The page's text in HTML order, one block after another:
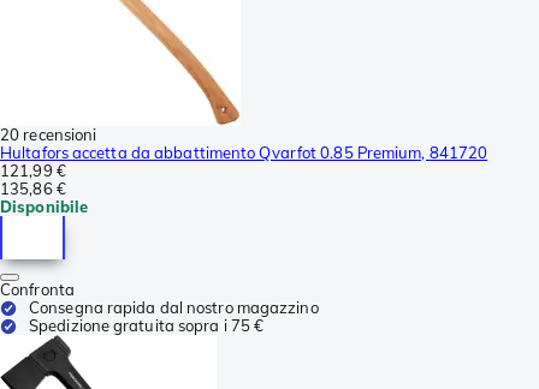
20 recensioni
Hultafors accetta da abbattimento Qvarfot 0.85 Premium, 841720
121,99 €
135,86 €
Disponibile
Confronta
Consegna rapida dal nostro magazzino
Spedizione gratuita sopra i 75 €